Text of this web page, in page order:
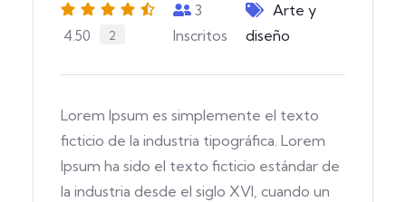
4.50 2
3
Inscritos
Arte y
diseño
Lorem Ipsum es simplemente el texto
ficticio de la industria tipográfica. Lorem
Ipsum ha sido el texto ficticio estándar de
la industria desde el siglo XVI, cuando un